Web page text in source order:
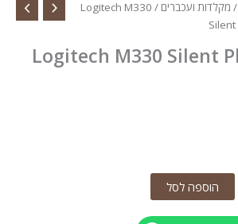
מקלדות ועכברים
/ Logitech M330
Logitech M330 Silent
הוספה לסל